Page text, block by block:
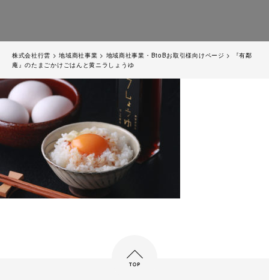
株式会社行雲 >地域商社事業 > 地域商社事業・BtoBお取引様向けページ >
『有鄰
庵』のたまごかけごはんと黄ニラしょうゆ